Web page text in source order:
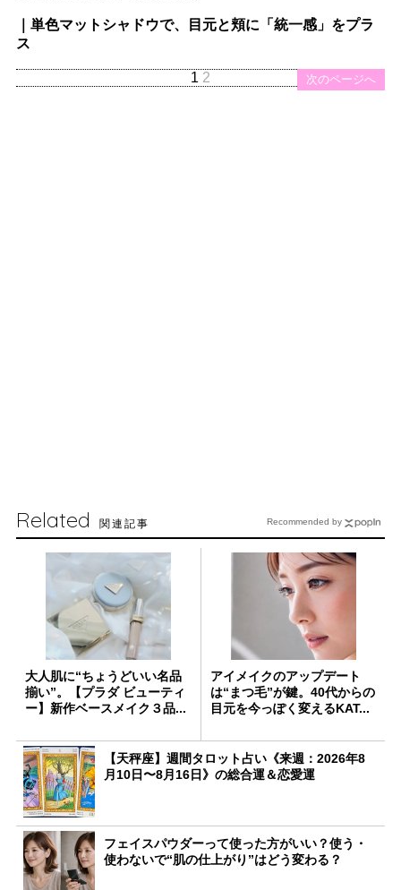
｜単色マットシャドウで、目元と頬に「統一感」をプラ
ス
次のページへ
1 2
Related 関連記事
大人肌に“ちょうどいい名品
揃い”。【プラダ ビューティ
ー】新作ベースメイク３品...
アイメイクのアップデート
は“まつ毛”が鍵。40代からの
目元を今っぽく変えるKAT...
【天秤座】週間タロット占い《来週：2026年8
月10日〜8月16日》の総合運＆恋愛運
フェイスパウダーって使った方がいい？使う・
使わないで“肌の仕上がり”はどう変わる？
Recommended by